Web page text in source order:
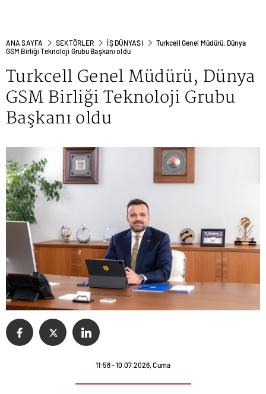
ANA SAYFA SEKTÖRLER İŞ DÜNYASI
Turkcell Genel Müdürü, Dünya
GSM Birliği Teknoloji Grubu Başkanı oldu
Turkcell Genel Müdürü, Dünya
GSM Birliği Teknoloji Grubu
Başkanı oldu
11:58 - 10.07.2026, Cuma